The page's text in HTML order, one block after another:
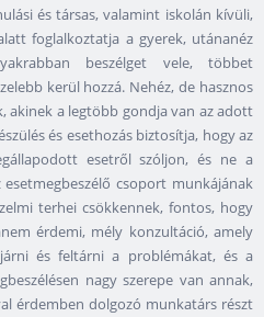
és társas, valamint iskolán kívüli,
foglalkoztatja a gyerek, utánanéz
beszélget vele, többet
kerül hozzá. Nehéz, de hasznos
akinek a legtöbb gondja van az adott
és esethozás biztosítja, hogy az
esetről szóljon, és ne a
csoport munkájának
terhei csökkennek, fontos, hogy
érdemi, mély konzultáció, amely
és feltárni a problémákat, és a
nagy szerepe van annak,
érdemben dolgozó munkatárs részt